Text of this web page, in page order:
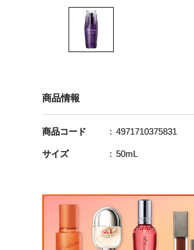
商品情報
商品コード 4971710375831
サイズ 50mL